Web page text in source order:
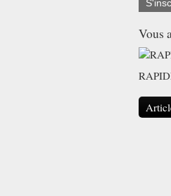
Vous